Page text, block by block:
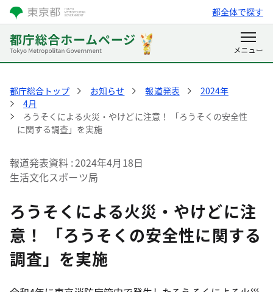
都全体で探す
都庁総合トップ お知らせ 報道発表
2024年
4月
ろうそくによる火災・やけどに注意！ 「ろうそくの安全性
に関する調査」を実施
報道発表資料 2024年4月18日
生活文化スポーツ局
ろうそくによる火災・やけどに注
意！ 「ろうそくの安全性に関する
調査」を実施